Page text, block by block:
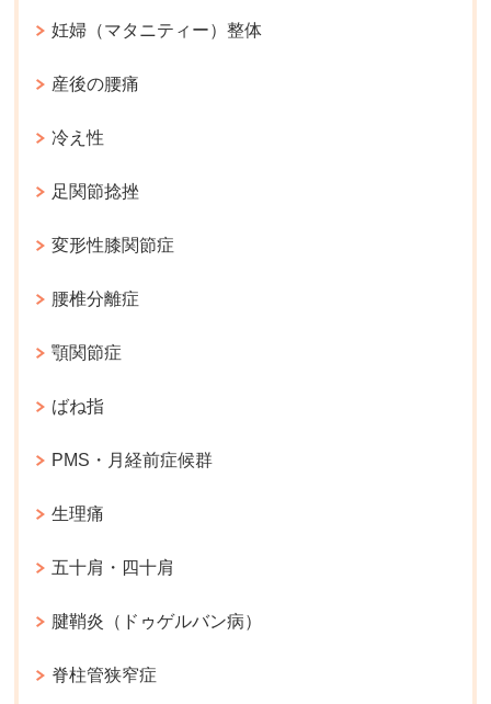
妊婦（マタニティー）整体
産後の腰痛
冷え性
足関節捻挫
変形性膝関節症
腰椎分離症
顎関節症
ばね指
PMS・月経前症候群
生理痛
五十肩・四十肩
腱鞘炎（ドゥゲルバン病）
脊柱管狭窄症